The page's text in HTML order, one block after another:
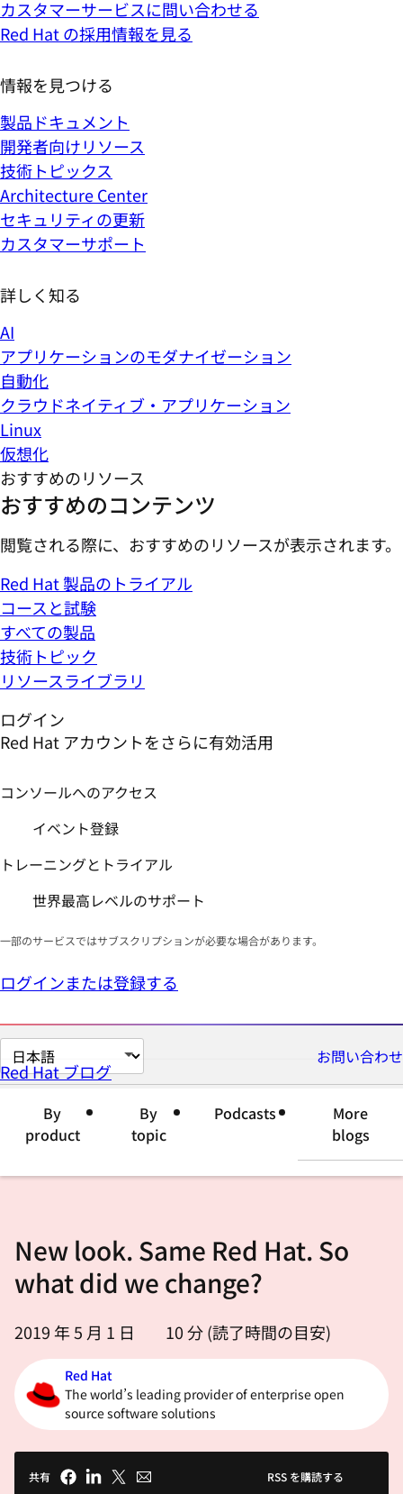
カスタマーサービスに問い合わせる
Red Hat の採用情報を見る
情報を見つける
製品ドキュメント
開発者向けリソース
技術トピックス
Architecture Center
セキュリティの更新
カスタマーサポート
詳しく知る
AI
アプリケーションのモダナイゼーション
自動化
クラウドネイティブ・アプリケーション
Linux
仮想化
おすすめのリソース
おすすめのコンテンツ
閲覧される際に、おすすめのリソースが表示されます。
Red Hat 製品のトライアル
コースと試験
すべての製品
技術トピック
リソースライブラリ
ログイン
Red Hat アカウントをさらに有効活用
コンソールへのアクセス
イベント登録
トレーニングとトライアル
世界最高レベルのサポート
一部のサービスではサブスクリプションが必要な場合があります。
ログインまたは登録する
ペ
ー
語
だ
い
お問い合わせ
Red Hat ブログ
By
product
By
topic
Podcasts
More
blogs
New look. Same Red Hat. So
what did we change?
2019 年 5 月 1 日 10分 (読了時間の目安)
Red Hat
The world’s leading provider of enterprise open
source software solutions
共有 RSS を購読する